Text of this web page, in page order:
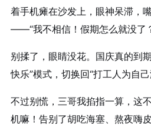
着手机瘫在沙发上，眼神呆滞，
——“我不相信！假期怎么就没了
别揉了，眼睛没花。国庆真的到
快乐”模式，切换回“打工人为自己
不过别慌，三哥我掐指一算，这
机嘛！告别了胡吃海塞、熬夜嗨